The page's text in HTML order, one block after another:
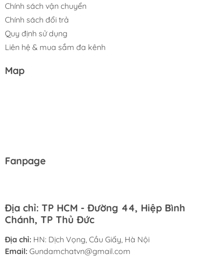
Chính sách vận chuyển
Chính sách đổi trả
Quy định sử dụng
Liên hệ & mua sắm đa kênh
Map
Fanpage
Địa chỉ: TP HCM - Đường 44, Hiệp Bình
Chánh, TP Thủ Đức
Địa chỉ: HN: Dịch Vọng, Cầu Giấy, Hà Nội
Email: Gundamchatvn@gmail.com